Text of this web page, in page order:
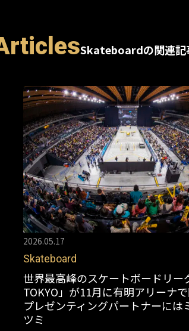
Skateboardの関連記
2026.05.17
Skateboard
世界最高峰のスケートボードリー
TOKYO」が11月に有明アリーナで
プレゼンティングパートナーには
ツミ